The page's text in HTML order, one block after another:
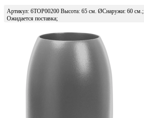
Артикул: 6TOP00200 Высота: 65 см. ØСнаружи: 60 см.;
Ожидается поставка;